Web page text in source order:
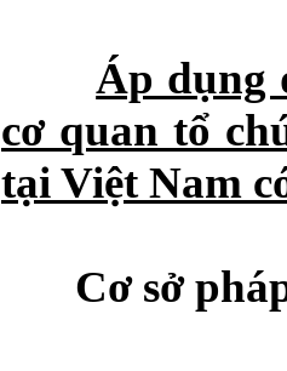
Áp dụng
cơ quan tổ
tại ViệtNam
Cơ sở